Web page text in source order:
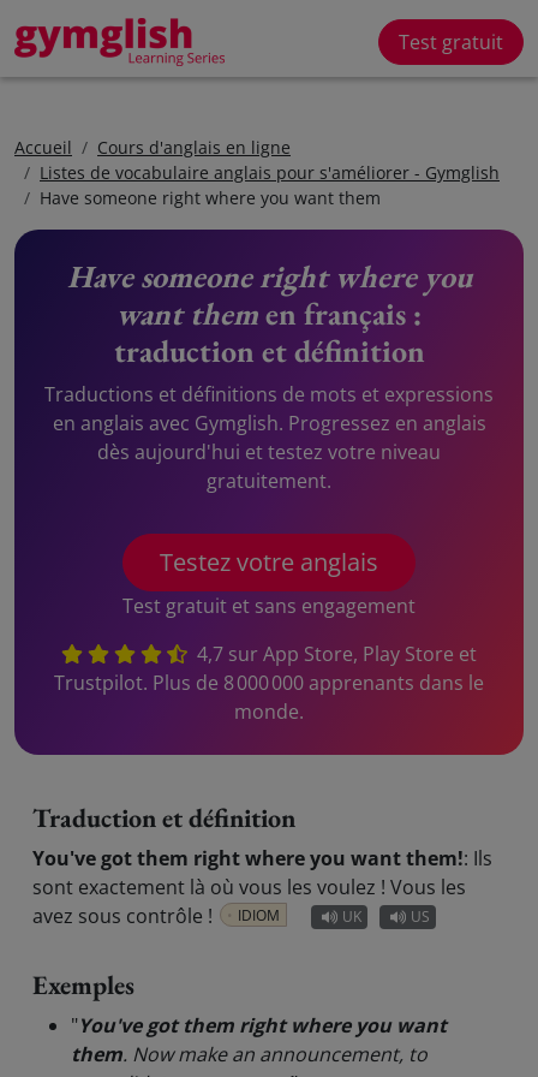
Test gratuit
Accueil
Cours d'anglais en ligne
Listes de vocabulaire anglais pour s'améliorer - Gymglish
Have someone right where you want them
Have someone right where you
want themen français :
traduction et définition
Traductions et définitions de mots et expressions
en anglais avec Gymglish. Progressez en anglais
dès aujourd'hui et testez votre niveau
gratuitement.
Testez votre anglais
Test gratuit et sans engagement
4,7 sur App Store, Play Store et
Trustpilot. Plus de 8 000 000 apprenants dans le
monde.
Traduction et définition
You've got them right where you want them!: Ils
sont exactement là où vous les voulez ! Vous les
avez sous contrôle !
IDIOM UK US
Exemples
"You've got them right where you want
them. Now make an announcement, to